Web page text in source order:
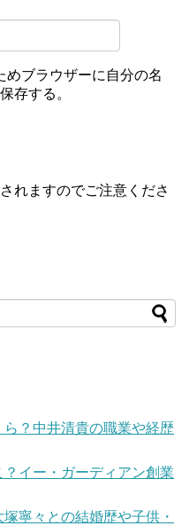
めブラウザーに自分の名
存する。
れますのでご注意くださ
？中井清貴の職業や経歴
イー・ガーディアン創業
寧々との結婚歴や子供・